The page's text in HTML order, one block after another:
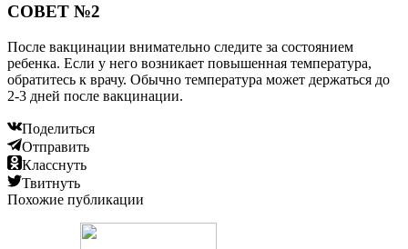
СОВЕТ №2
После вакцинации внимательно следите за состоянием
ребенка. Если у него возникает повышенная температура,
обратитесь к врачу. Обычно температура может держаться до
2-3 дней после вакцинации.
Поделиться
Отправить
Класснуть
Твитнуть
Похожие публикации